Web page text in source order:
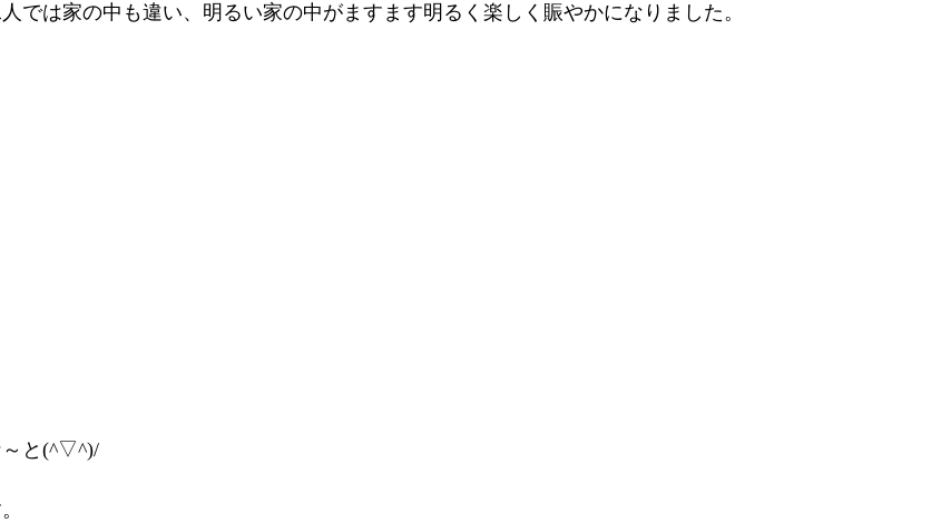
では家の中も違い、明るい家の中がますます明るく楽しく賑やかになりました。
～と(^▽^)/